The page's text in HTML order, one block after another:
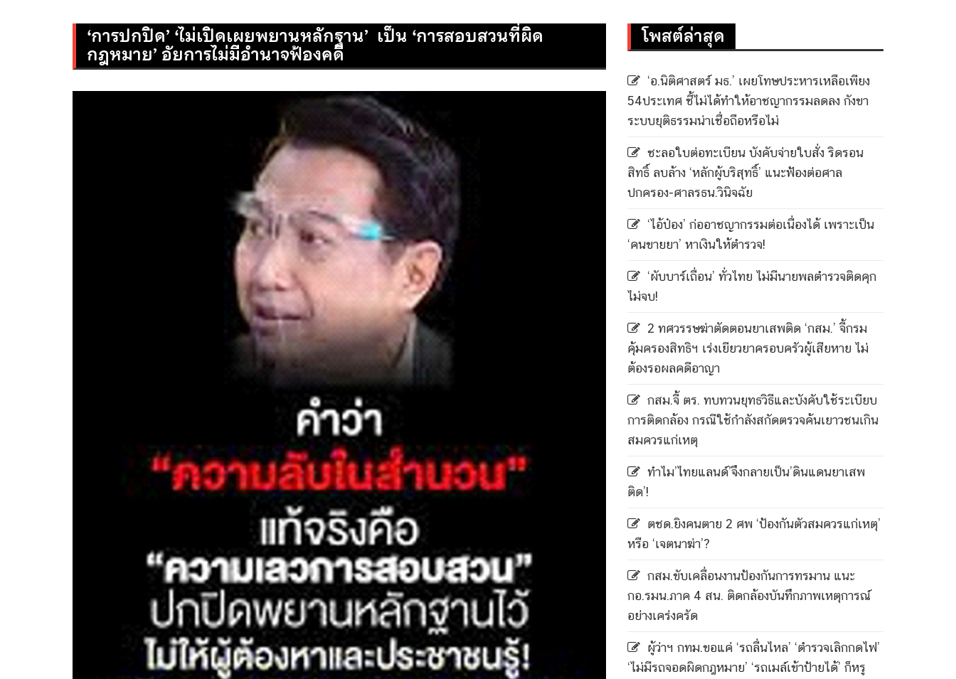
‘การปกปิด’ ‘ไม่เปิดเผยพยานหลักฐาน’ เป็น ‘การสอบสวนที่ผิด
กฎหมาย’ อัยการไม่มีอำนาจฟ้องคดี
โพสต์ล่าสุด
‘อ.นิติศาสตร์ มธ.’ เผยโทษประหารเหลือเพียง
54ประเทศ ชี้ไม่ได้ทำให้อาชญากรรมลดลง กังขา
ระบบยุติธรรมน่าเชื่อถือหรือไม่
ชะลอใบต่อทะเบียน บังคับจ่ายใบสั่ง ริดรอน
สิทธิ์ ลบล้าง ‘หลักผู้บริสุทธิ์’ แนะฟ้องต่อศาล
ปกครอง-ศาลรธน.วินิจฉัย
‘ไอ้ป๋อง’ ก่ออาชญากรรมต่อเนื่องได้ เพราะเป็น
‘คนขายยา’ หาเงินให้ตำรวจ!
‘ผับบาร์เถื่อน’ ทั่วไทย ไม่มีนายพลตำรวจติดคุก
ไม่จบ!
2 ทศวรรษฆ่าตัดตอนยาเสพติด ‘กสม.’ จี้กรม
คุ้มครองสิทธิฯ เร่งเยียวยาครอบครัวผู้เสียหาย ไม่
ต้องรอผลคดีอาญา
กสม.จี้ ตร. ทบทวนยุทธวิธีและบังคับใช้ระเบียบ
การติดกล้อง กรณีใช้กำลังสกัดตรวจค้นเยาวชนเกิน
สมควรแก่เหตุ
ทำไม’ไทยแลนด์’จึงกลายเป็น’ดินแดนยาเสพ
ติด’!
ตชด.ยิงคนตาย 2 ศพ ‘ป้องกันตัวสมควรแก่เหตุ’
หรือ ‘เจตนาฆ่า’?
กสม.ขับเคลื่อนงานป้องกันการทรมาน แนะ
กอ.รมน.ภาค 4 สน. ติดกล้องบันทึกภาพเหตุการณ์
อย่างเคร่งครัด
ผู้ว่าฯ กทม.ขอแค่ ‘รถลื่นไหล’ ‘ตำรวจเลิกกดไฟ’
‘ไม่มีรถจอดผิดกฎหมาย’ ‘รถเมล์เข้าป้ายได้’ ก็หรู